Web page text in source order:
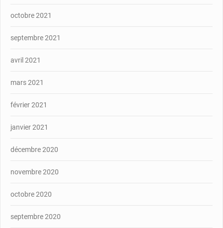
octobre 2021
septembre 2021
avril 2021
mars 2021
février 2021
janvier 2021
décembre 2020
novembre 2020
octobre 2020
septembre 2020